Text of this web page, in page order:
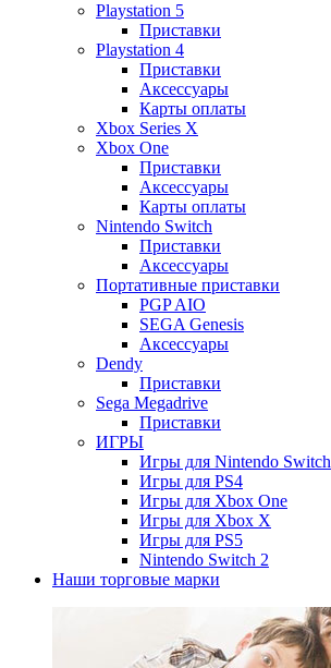
Playstation 5
Приставки
Playstation 4
Приставки
Аксессуары
Карты оплаты
Xbox Series X
Xbox One
Приставки
Аксессуары
Карты оплаты
Nintendo Switch
Приставки
Аксессуары
Портативные приставки
PGP AIO
SEGA Genesis
Аксессуары
Dendy
Приставки
Sega Megadrive
Приставки
ИГРЫ
Игры для Nintendo Switch
Игры для PS4
Игры для Xbox One
Игры для Xbox X
Игры для PS5
Nintendo Switch 2
Наши торговые марки